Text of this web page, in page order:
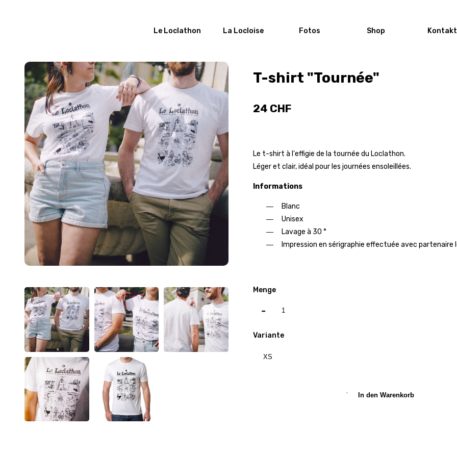
Le Loclathon La Locloise Fotos Shop Kontakt
T-shirt "Tournée"
24 CHF
Le t-shirt à l'effigie de la tournée du Loclathon.
Léger et clair, idéal pour les journées ensoleillées.
Informations
Blanc
Unisex
Lavage à 30 °
Impression en sérigraphie effectuée avec partenaire
Menge
-
Variante
In den Warenkorb